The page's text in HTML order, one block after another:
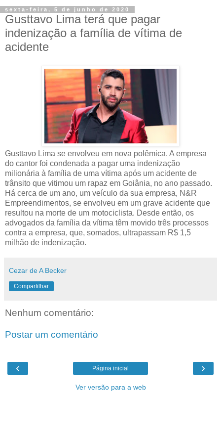
sexta-feira, 5 de junho de 2020
Gusttavo Lima terá que pagar
indenização a família de vítima de
acidente
Gusttavo Lima se envolveu em nova polêmica. A empresa
do cantor foi condenada a pagar uma indenização
milionária à família de uma vítima após um acidente de
trânsito que vitimou um rapaz em Goiânia, no ano passado.
Há cerca de um ano, um veículo da sua empresa, N&R
Empreendimentos, se envolveu em um grave acidente que
resultou na morte de um motociclista. Desde então, os
advogados da família da vítima têm movido três processos
contra a empresa, que, somados, ultrapassam R$ 1,5
milhão de indenização.
Cezar de A Becker
Compartilhar
Nenhum comentário:
Postar um comentário
‹ ›
Página inicial
Ver versão para a web